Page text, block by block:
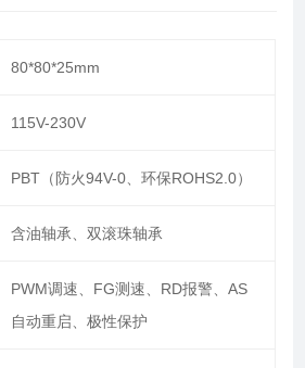
80*80*25mm
115V-230V
PBT（防火94V-0、环保ROHS2.0）
含油轴承、双滚珠轴承
PWM调速、FG测速、RD报警、AS
自动重启、极性保护